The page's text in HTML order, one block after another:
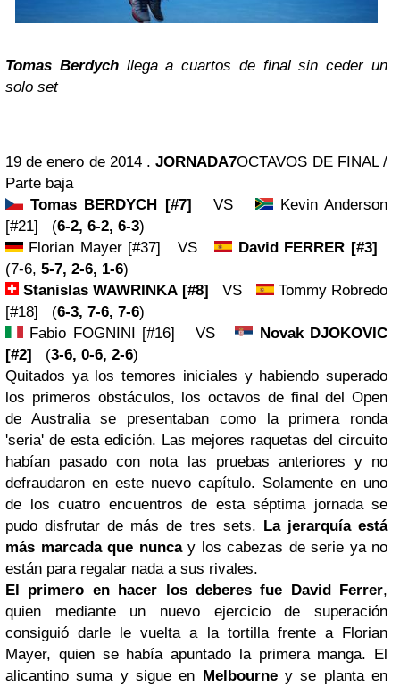
Tomas Berdychllega a cuartos de final sin ceder un
solo set
19 de enero de 2014 .JORNADA7OCTAVOS DE FINAL /
Parte baja
Tomas BERDYCH [#7]
VS
Kevin Anderson
[#21] (6-2, 6-2, 6-3)
Florian Mayer [#37] VS
David FERRER [#3]
(7-6, 5-7, 2-6, 1-6)
Stanislas WAWRINKA[#8]VS
Tommy Robredo
[#18] (6-3, 7-6, 7-6)
Fabio FOGNINI [#16] VS
Novak DJOKOVIC
[#2]
(3-6, 0-6, 2-6)
Quitados ya los temores iniciales y habiendo superado
los primeros obstáculos, los octavos de final del Open
de Australia se presentaban como la primera ronda
'seria' de esta edición. Las mejores raquetas del circuito
habían pasado con nota las pruebas anteriores y no
defraudaron en este nuevo capítulo. Solamente en uno
de los cuatro encuentros de esta séptima jornada se
pudo disfrutar de más de tres sets. La jerarquía está
más marcada que nuncay los cabezas de serie ya no
están para regalar nada a sus rivales.
El primero en hacer los deberes fue David Ferrer,
quien mediante un nuevo ejercicio de superación
consiguió darle le vuelta a la tortilla frente a Florian
Mayer, quien se había apuntado la primera manga. El
alicantino suma y sigue en Melbourney se planta en